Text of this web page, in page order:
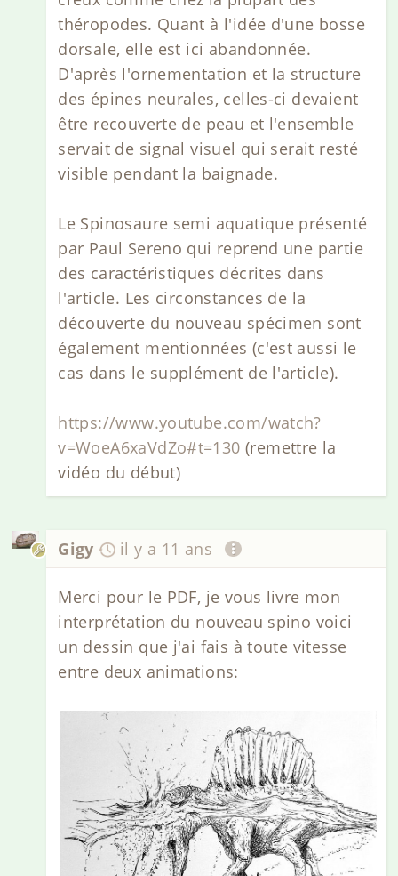
théropodes. Quant à l'idée d'une bosse
dorsale, elle est ici abandonnée.
D'après l'ornementation et la structure
des épines neurales, celles-ci devaient
être recouverte de peau et l'ensemble
servait de signal visuel qui serait resté
visible pendant la baignade.
Le Spinosaure semi aquatique présenté
par Paul Sereno qui reprend une partie
des caractéristiques décrites dans
l'article. Les circonstances de la
découverte du nouveau spécimen sont
également mentionnées (c'est aussi le
cas dans le supplément de l'article).
https://www.youtube.com/watch?
v=WoeA6xaVdZo#t=130 (remettre la
vidéo du début)
Gigy il y a 11 ans
Merci pour le PDF, je vous livre mon
interprétation du nouveau spino voici
un dessin que j'ai fais à toute vitesse
entre deux animations: